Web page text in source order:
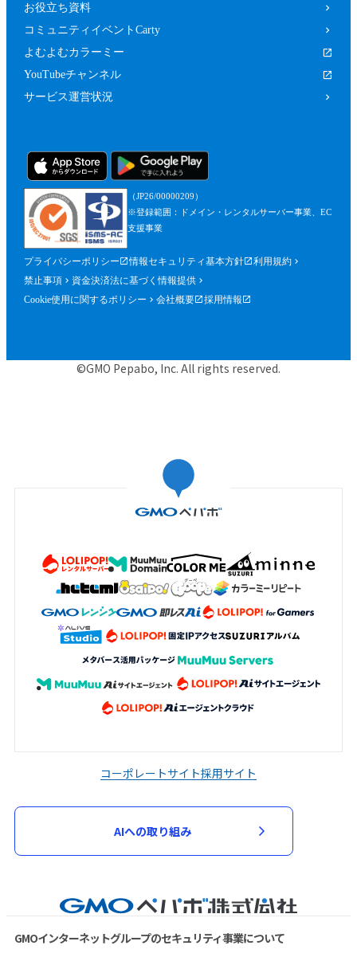
お役立ち資料
コミュニティイベントCarty
よむよむカラーミー
YouTubeチャンネル
サービス運営状況
（JP26/00000209）
※登録範囲：ドメイン・レンタルサーバー事業、EC
支援事業
プライバシーポリシー 情報セキュリティ基本方針
利用規約
禁止事項
資金決済法に基づく情報提供
Cookie使用に関するポリシー
会社概要 採用情報
©GMO Pepabo, Inc. All rights reserved.
コーポレートサイト採用サイト
AIへの取り組み
GMOインターネットグループのセキュリティ事業について